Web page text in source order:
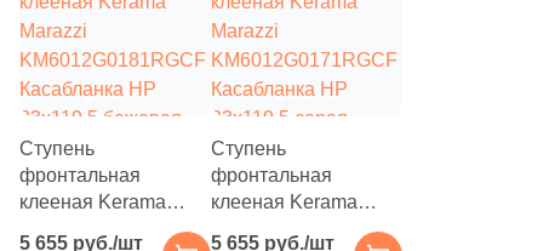
камень
камень
Ступень
фронтальная
клееная Kerama
5 655 руб./шт
Ступень
фронтальная
клееная Kerama
5 655 руб./шт